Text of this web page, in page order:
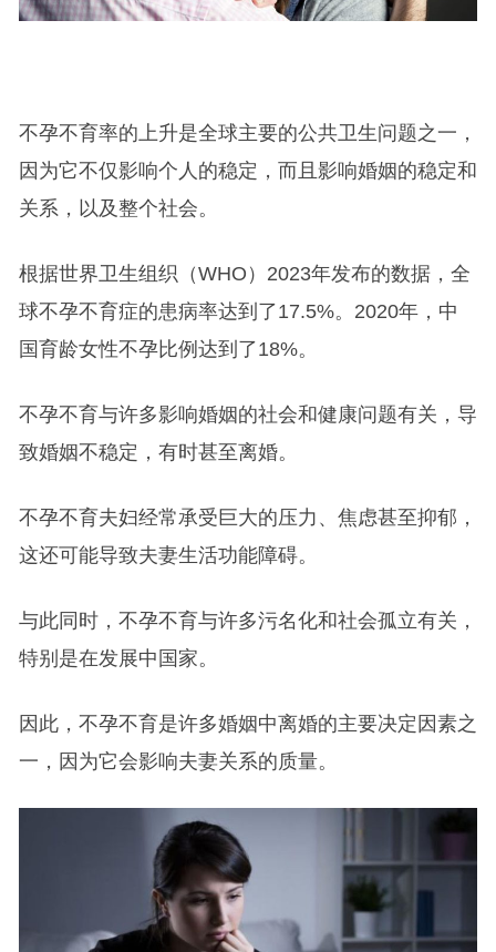
不孕不育率的上升是全球主要的公共卫生问题之一，
因为它不仅影响个人的稳定，而且影响婚姻的稳定和
关系，以及整个社会。
根据世界卫生组织（WHO）2023年发布的数据，全
球不孕不育症的患病率达到了17.5%。2020年，中
国育龄女性不孕比例达到了18%。
不孕不育与许多影响婚姻的社会和健康问题有关，导
致婚姻不稳定，有时甚至离婚。
不孕不育夫妇经常承受巨大的压力、焦虑甚至抑郁，
这还可能导致夫妻生活功能障碍。
与此同时，不孕不育与许多污名化和社会孤立有关，
特别是在发展中国家。
因此，不孕不育是许多婚姻中离婚的主要决定因素之
一，因为它会影响夫妻关系的质量。